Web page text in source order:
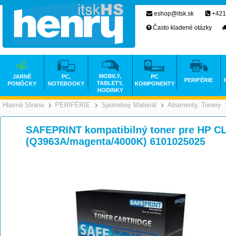
Hlavná Strana >
PERIFÉRIE >
Spotrebný Materiál >
Atramenty, Tonery
SAFEPRINT kompatibilný toner pre HP
(Q3963A/magenta/4000K) 6101025025
eshop@itsk.sk
Často kladené otázky
JARNÉ
POMÔCKY
PC,
NOTEBOOKY
MOBILY,
TABLETY,
HODINKY
PC
KOMPONENTY
PERIFÉRIE